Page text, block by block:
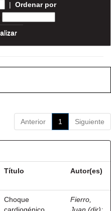
| Ordenar por
Anterior 1 Siguiente
Título Autor(es)
Choque
Fierro,